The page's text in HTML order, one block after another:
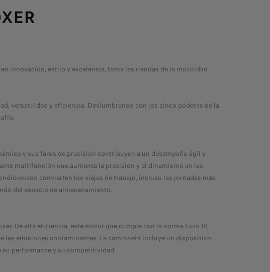
innovación, estilo y excelencia, toma las riendas de la movilidad
versatilidad y eficiencia. Deslumbrando con los cinco poderes de la
y sus faros de precisión contribuyen a un desempeño ágil y
multifunción que aumenta la precisión y el dinamismo en las
convierten los viajes de trabajo, incluso las jornadas más
del espacio de almacenamiento.
De alta eficiencia, este motor que cumple con la norma Euro IV,
las emisiones contaminantes. La camioneta incluye un dispositivo
performance y su competitividad.